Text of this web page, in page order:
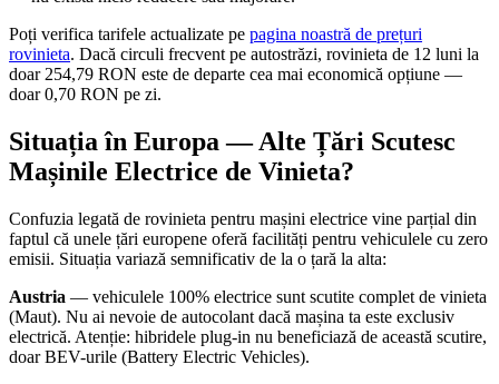
Poți verifica tarifele actualizate pe pagina noastră de prețuri
rovinieta. Dacă circuli frecvent pe autostrăzi, rovinieta de 12 luni la
doar 254,79 RON este de departe cea mai economică opțiune —
doar 0,70 RON pe zi.
Situația în Europa — Alte Țări Scutesc
Mașinile Electrice de Vinieta?
Confuzia legată de rovinieta pentru mașini electrice vine parțial din
faptul că unele țări europene oferă facilități pentru vehiculele cu zero
emisii. Situația variază semnificativ de la o țară la alta:
Austria — vehiculele 100% electrice sunt scutite complet de vinieta
(Maut). Nu ai nevoie de autocolant dacă mașina ta este exclusiv
electrică. Atenție: hibridele plug-in nu beneficiază de această scutire,
doar BEV-urile (Battery Electric Vehicles).